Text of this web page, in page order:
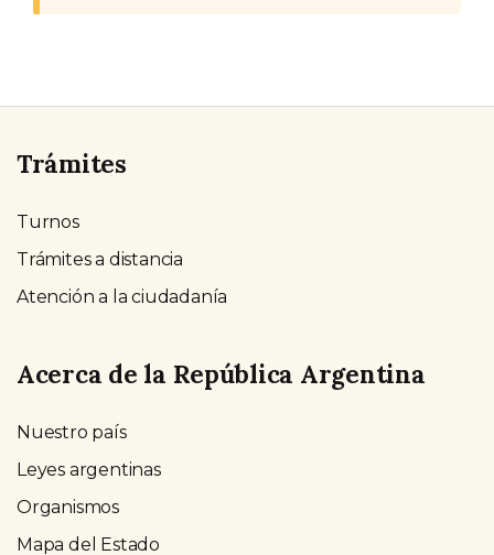
Trámites
Turnos
Trámites a distancia
Atención a la ciudadanía
Acerca de la República Argentina
Nuestro país
Leyes argentinas
Organismos
Mapa del Estado